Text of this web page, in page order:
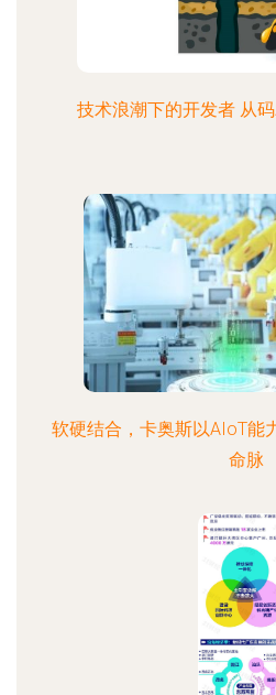
技术浪潮下的开发者 从
软硬结合，卡奥斯以AIoT能
命脉